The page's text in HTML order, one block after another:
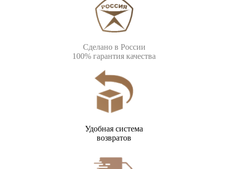
Сделано в России
100% гарантия качества
Удобная система
возвратов